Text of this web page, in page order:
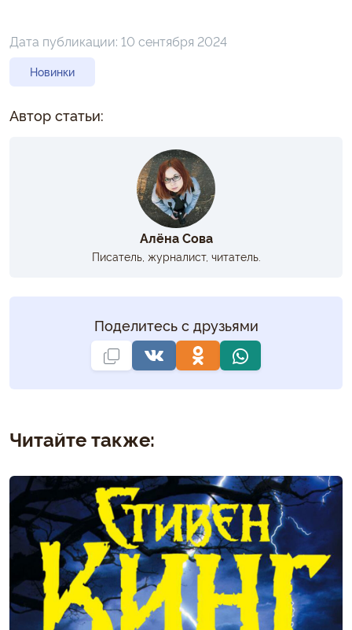
Дата публикации: 10 сентября 2024
Новинки
Автор статьи:
Алёна Сова
Писатель, журналист, читатель.
Поделитесь с друзьями
Читайте также: